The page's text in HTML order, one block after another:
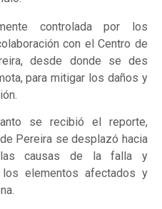
controlada por los
con el Centro de
desde donde se des
para mitigar los daños y
se recibió el reporte,
Pereira se desplazó hacia
causas de la falla y
los elementos afectados y